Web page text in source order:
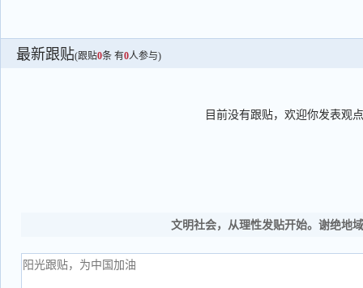
最新跟贴(跟贴0条 有0人参与)
目前没有跟贴，欢迎你发表观点
文明社会，从理性发贴开始。谢绝地